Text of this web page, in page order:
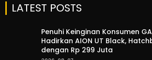
LATEST POSTS
Penuhi Keinginan Konsumen
Hadirkan AION UT Black,
dengan Rp 299 Juta